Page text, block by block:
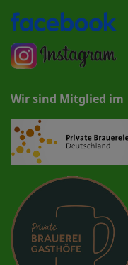
Wir sind Mitglied im